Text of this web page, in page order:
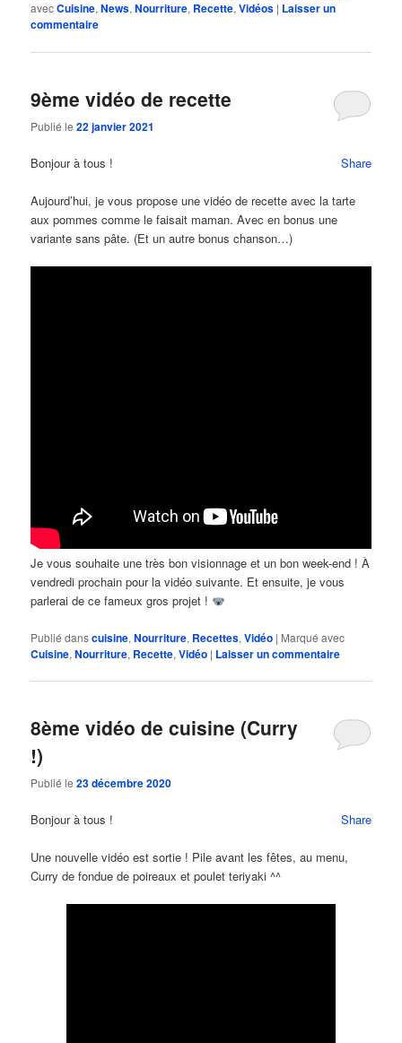
avecCuisine,News,Nourriture, Recette,Vidéos | Laisser un
commentaire
9ème vidéo de recette
Publié le22 janvier 2021
Share
Bonjour à tous !
Aujourd’hui, je vous propose une vidéo de recette avec la tarte
aux pommes comme le faisait maman. Avec en bonus une
variante sans pâte. (Et un autre bonus chanson…)
Je vous souhaite une très bon visionnage et un bon week-end ! À
vendredi prochain pour la vidéo suivante. Et ensuite, je vous
parlerai de ce fameux gros projet !
Publié danscuisine,Nourriture, Recettes,Vidéo | Marqué avec
Cuisine,Nourriture, Recette,Vidéo | Laisser un commentaire
8ème vidéo de cuisine (Curry
!)
Publié le23 décembre 2020
Share
Bonjour à tous !
Une nouvelle vidéo est sortie ! Pile avant les fêtes, au menu,
Curry de fondue de poireaux et poulet teriyaki ^^